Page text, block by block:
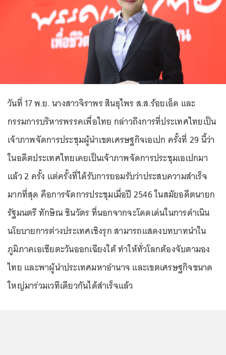
วันที่ 17 พ.ย. นางสาวจิราพร สินธุไพร ส.ส.ร้อยเอ็ด และ
กรรมการบริหารพรรคเพื่อไทย กล่าวถึงการที่ประเทศไทยเป็น
เจ้าภาพจัดการประชุมผู้นำเขตเศรษฐกิจเอเปก ครั้งที่ 29 นี้ว่า
ในอดีตประเทศไทยเคยเป็นเจ้าภาพจัดการประชุมเอเปกมา
แล้ว 2 ครั้ง แต่ครั้งที่ได้รับการยอมรับว่าประสบความสำเร็จ
มากที่สุด คือการจัดการประชุมเมื่อปี 2546 ในสมัยอดีตนายก
รัฐมนตรี ทักษิณ ชินวัตร ที่นอกจากจะโดดเด่นในการดำเนิน
นโยบายการต่างประเทศเชิงรุก สามารถแสดงบทบาทนำใน
ภูมิภาคเอเชียตะวันออกเฉียงใต้ ทำให้ทั่วโลกต้องจับตามอง
ไทย และพาผู้นำประเทศมหาอำนาจ และเขตเศรษฐกิจขนาด
ใหญ่มาร่วมเวทีเดียวกันได้สำเร็จแล้ว